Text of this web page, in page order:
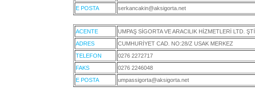
E POSTA
serkancakin@aksigorta.net
ACENTE
UMPAŞ SİGORTA VE ARACILIK HİZMETLERİ LTD. ŞTİ.
ADRES
CUMHURİYET CAD. NO:28/Z USAK MERKEZ
TELEFON
0276 2272717
FAKS
0276 2246048
E POSTA
umpassigorta@aksigorta.net